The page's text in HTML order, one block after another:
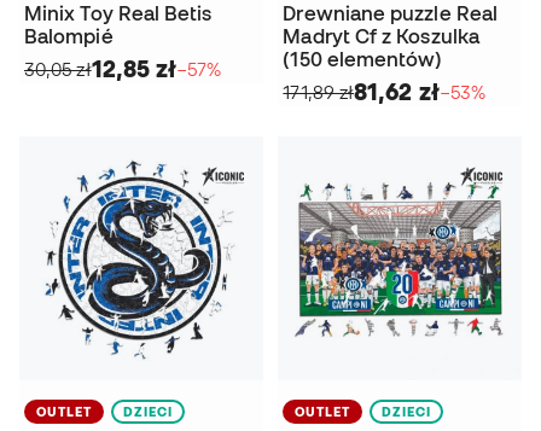
Minix Toy Real Betis
Balompié
30,05 zł12,85 zł−57%
Drewniane puzzle Real
Madryt Cf z Koszulka
(150 elementów)
171,89 zł81,62 zł−53%
OUTLET DZIECI OUTLET DZIECI